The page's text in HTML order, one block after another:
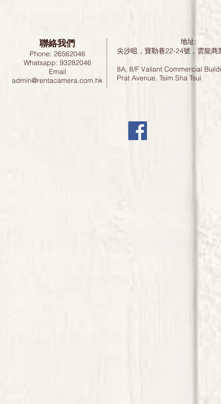
聯絡我們
Phone: 26562046
Whatsapp: 93282046
Email
admin@rentacamera.com.hk
地址:
尖沙咀，寶勒巷22-24號，雲龍
8A, 8/F Valiant Commercial
Prat Avenue, Tsim Sha Tsui